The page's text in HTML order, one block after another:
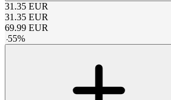
31.35 EUR
31.35 EUR
69.99 EUR
-55%